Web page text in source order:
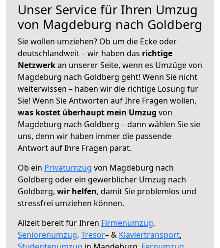
Unser Service für Ihren Umzug
von Magdeburg nach Goldberg
Sie wollen umziehen? Ob um die Ecke oder
deutschlandweit – wir haben das richtige
Netzwerkan unserer Seite, wenn es Umzüge von
Magdeburg nach Goldberg geht! Wenn Sie nicht
weiterwissen – haben wir die richtige Lösung für
Sie! Wenn Sie Antworten auf Ihre Fragen wollen,
was kostet überhaupt mein Umzug von
Magdeburg nach Goldberg – dann wählen Sie sie
uns, denn wir haben immer die passende
Antwort auf Ihre Fragen parat.
Ob ein Privatumzug von Magdeburg nach
Goldberg oder ein gewerblicher Umzug nach
Goldberg, wir helfen, damit Sie problemlos und
stressfrei umziehen können.
Allzeit bereit für Ihren Firmenumzug,
Seniorenumzug, Tresor– & Klaviertransport,